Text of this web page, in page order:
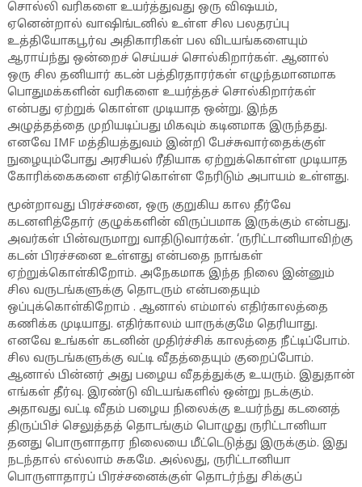
சொல்லி வரிகளை உயர்த்துவது ஒரு விஷயம்,
ஏனென்றால் வாஷிங்டனில் உள்ள சில பலதரப்பு
உத்தியோகபூர்வ அதிகாரிகள் பல விடயங்களையும்
ஆராய்ந்து ஒன்றைச் செய்யச் சொல்கிறார்கள். ஆனால்
ஒரு சில தனியார் கடன் பத்திரதாரர்கள் எழுந்தமானமாக
பொதுமக்களின் வரிகளை உயர்த்தச் சொல்கிறார்கள்
என்பது ஏற்றுக் கொள்ள முடியாத ஒன்று. இந்த
அழுத்தத்தை முறியடிப்பது மிகவும் கடினமாக இருந்தது.
எனவே IMF மத்தியத்துவம் இன்றி பேச்சுவார்தைக்குள்
நுழையும்போது அரசியல் ரீதியாக ஏற்றுக்கொள்ள முடியாத
கோரிக்கைகளை எதிர்கொள்ள நேரிடும் அபாயம் உள்ளது.
மூன்றாவது பிரச்சனை, ஒரு குறுகிய கால தீர்வே
கடனளித்தோர் குழுக்களின் விருப்பமாக இருக்கும் என்பது.
அவர்கள் பின்வருமாறு வாதிடுவார்கள். ‘ருரிட்டானியாவிற்கு
கடன் பிரச்சனை உள்ளது என்பதை நாங்கள்
ஏற்றுக்கொள்கிறோம். அநேகமாக இந்த நிலை இன்னும்
சில வருடங்களுக்கு தொடரும் என்பதையும்
ஒப்புக்கொள்கிறோம் . ஆனால் எம்மால் எதிர்காலத்தை
கணிக்க முடியாது. எதிர்காலம் யாருக்குமே தெரியாது.
எனவே உங்கள் கடனின் முதிர்ச்சிக் காலத்தை நீட்டிப்போம்.
சில வருடங்களுக்கு வட்டி வீதத்தையும் குறைப்போம்.
ஆனால் பின்னர் அது பழைய வீதத்துக்கு உயரும். இதுதான்
எங்கள் தீர்வு. இரண்டு விடயங்களில் ஒன்று நடக்கும்.
அதாவது வட்டி வீதம் பழைய நிலைக்கு உயர்ந்து கடனைத்
திருப்பிச் செலுத்தத் தொடங்கும் பொழுது ருரிட்டானியா
தனது பொருளாதார நிலையை மீட்டெடுத்து இருக்கும். இது
நடந்தால் எல்லாம் சுகமே. அல்லது, ருரிட்டானியா
பொருளாதாரப் பிரச்சனைக்குள் தொடர்ந்து சிக்குப்